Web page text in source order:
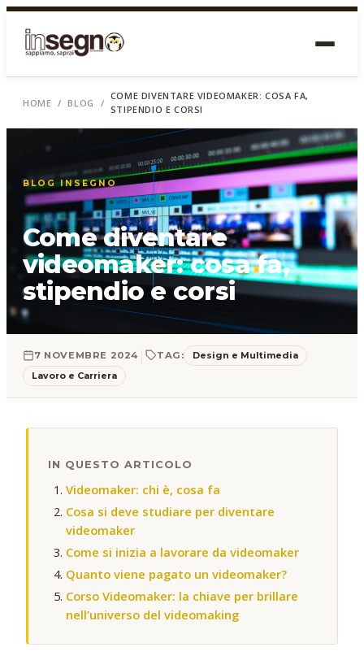
HOME / BLOG /
COME DIVENTARE VIDEOMAKER: COSA FA,
STIPENDIO E CORSI
BLOG INSEGNO
Come diventare
videomaker: cosa fa,
stipendio e corsi
7 NOVEMBRE 2024 | TAG:
Design e Multimedia
Lavoro e Carriera
IN QUESTO ARTICOLO
Videomaker: chi è, cosa fa
Cosa si deve studiare per diventare
videomaker
Come si inizia a lavorare da videomaker
Quanto viene pagato un videomaker?
Corso Videomaker: la chiave per brillare
nell’universo del videomaking